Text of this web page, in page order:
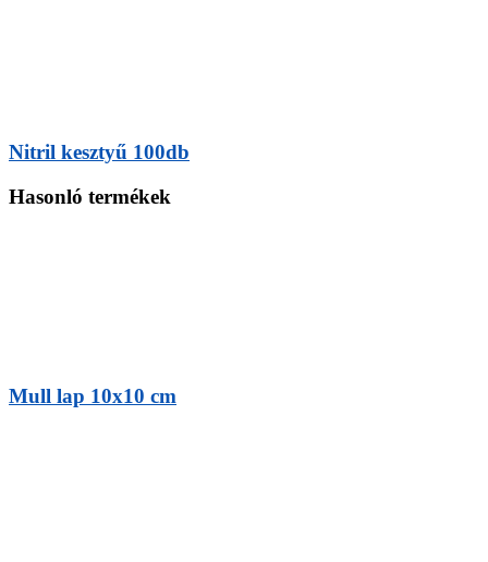
Nitril kesztyű 100db
Hasonló termékek
Mull lap 10x10 cm